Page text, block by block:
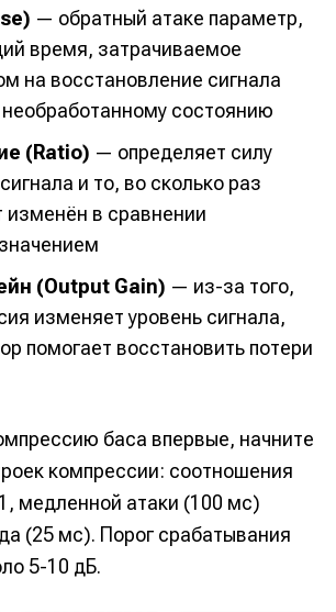
— обратный атаке параметр,
время, затрачиваемое
на восстановление сигнала
состоянию
(Ratio) — определяет силу
и то, во сколько раз
изменён в сравнении
(Output Gain) — из-за того,
изменяет уровень сигнала,
помогает восстановить потери
баса впервые, начните
компрессии: соотношения
медленной атаки (100 мс)
(25 мс). Порог срабатывания
5-10 дБ.